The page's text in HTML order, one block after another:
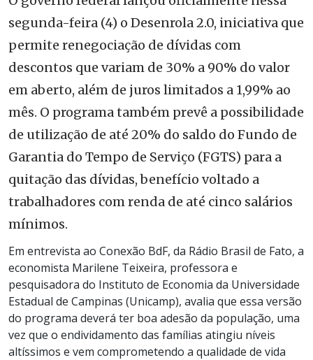
segunda-feira (4) o Desenrola 2.0, iniciativa que
permite renegociação de dívidas com
descontos que variam de 30% a 90% do valor
em aberto, além de juros limitados a 1,99% ao
mês. O programa também prevê a possibilidade
de utilização de até 20% do saldo do Fundo de
Garantia do Tempo de Serviço (FGTS) para a
quitação das dívidas, benefício voltado a
trabalhadores com renda de até cinco salários
mínimos.
Em entrevista ao Conexão BdF, da Rádio Brasil de Fato, a
economista Marilene Teixeira, professora e
pesquisadora do Instituto de Economia da Universidade
Estadual de Campinas (Unicamp), avalia que essa versão
do programa deverá ter boa adesão da população, uma
vez que o endividamento das famílias atingiu níveis
altíssimos e vem comprometendo a qualidade de vida